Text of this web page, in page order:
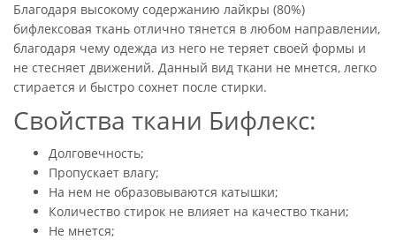
Благодаря высокому содержанию лайкры (80%)
бифлексовая ткань отлично тянется в любом направлении,
благодаря чему одежда из него не теряет своей формы и
не стесняет движений. Данный вид ткани не мнется, легко
стирается и быстро сохнет после стирки.
Свойства ткани Бифлекс:
Долговечность;
Пропускает влагу;
На нем не образовываются катышки;
Количество стирок не влияет на качество ткани;
Не мнется;